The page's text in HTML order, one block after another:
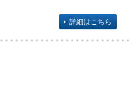
詳細はこちら